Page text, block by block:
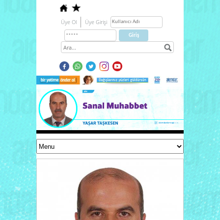
Üye Ol Üye Girişi